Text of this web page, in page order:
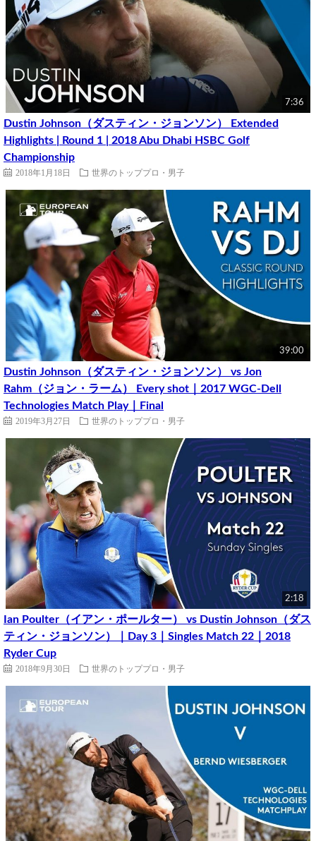
7:36
Dustin Johnson（ダスティン・ジョンソン） Extended
Highlights | Round 1 | 2018 Abu Dhabi HSBC Golf
Championship
2018年1月18日 世界のトッププロ・男子
39:00
Dustin Johnson（ダスティン・ジョンソン） vs Jon
Rahm（ジョン・ラーム） Every shot｜2017 WGC-Dell
Technologies Match Play｜Final
2019年3月27日 世界のトッププロ・男子
2:18
Ian Poulter（イアン・ポールター） vs Dustin Johnson（ダス
ティン・ジョンソン）｜Day 3｜Singles Match 22｜2018
Ryder Cup
2018年9月30日 世界のトッププロ・男子